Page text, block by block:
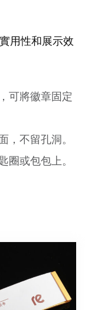
用性和展示效
可將徽章固定
，不留孔洞。
圈或包包上。